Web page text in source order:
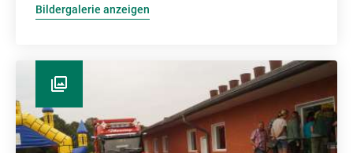
Bildergalerie anzeigen